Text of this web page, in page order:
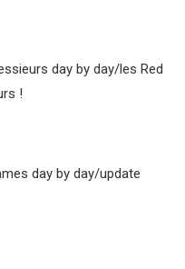
day by day/les Red
!
day by day/update